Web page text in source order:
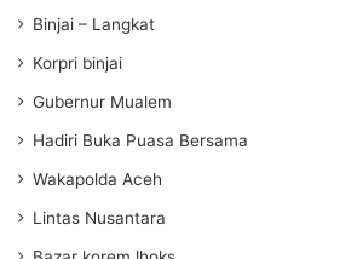
Binjai – Langkat
Korpri binjai
Gubernur Mualem
Hadiri Buka Puasa Bersama
Wakapolda Aceh
Lintas Nusantara